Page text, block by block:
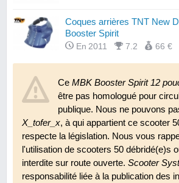
Coques arrières TNT New
Booster Spirit
En 2011 7.2 66 €
En 2011 7.3 7 €
Kick TNT rétractable
En 2007
Leviers de freins Tun'R
En 2010 8.2 11 €
CeMBK Booster Spirit 12
être pas homologué pour
publique. Nous ne pouvons
X_tofer_x, à qui appartient ce scooter
respecte la législation. Nous vous
l'utilisation de scooters 50 débridé(e)s
interdite sur route ouverte. Scooter
responsabilité liée à la publication des